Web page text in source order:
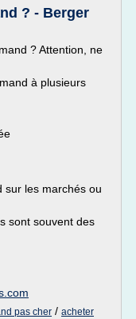
? - Berger
? Attention, ne
à plusieurs
sur les marchés ou
sont souvent des
pas cher / acheter